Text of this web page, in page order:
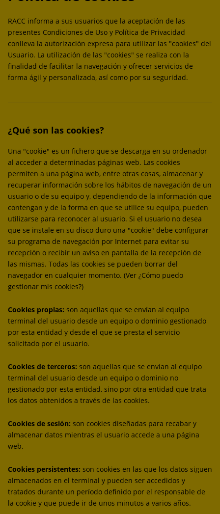
RACC informa a sus usuarios que la aceptación de las
presentes Condiciones de Uso y Política de Privacidad
conlleva la autorización expresa para utilizar las "cookies" del
Usuario. La utilización de las "cookies" se realiza con la
finalidad de facilitar la navegación y ofrecer servicios de
forma ágil y personalizada, así como por su seguridad.
¿Qué son las cookies?
Una "cookie" es un fichero que se descarga en su ordenador
al acceder a determinadas páginas web. Las cookies
permiten a una página web, entre otras cosas, almacenar y
recuperar información sobre los hábitos de navegación de un
usuario o de su equipo y, dependiendo de la información que
contengan y de la forma en que se utilice su equipo, pueden
utilizarse para reconocer al usuario. Si el usuario no desea
que se instale en su disco duro una "cookie" debe configurar
su programa de navegación por Internet para evitar su
recepción o recibir un aviso en pantalla de la recepción de
las mismas. Todas las cookies se pueden borrar del
navegador en cualquier momento. (Ver ¿Cómo puedo
gestionar mis cookies?)
Cookies propias: son aquellas que se envían al equipo
terminal del usuario desde un equipo o dominio gestionado
por esta entidad y desde el que se presta el servicio
solicitado por el usuario.
Cookies de terceros: son aquellas que se envían al equipo
terminal del usuario desde un equipo o dominio no
gestionado por esta entidad, sino por otra entidad que trata
los datos obtenidos a través de las cookies.
Cookies de sesión: son cookies diseñadas para recabar y
almacenar datos mientras el usuario accede a una página
web.
Cookies persistentes: son cookies en las que los datos siguen
almacenados en el terminal y pueden ser accedidos y
tratados durante un período definido por el responsable de
la cookie y que puede ir de unos minutos a varios años.